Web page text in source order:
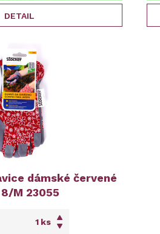
DETAIL
dámské červené
M 23055
ks